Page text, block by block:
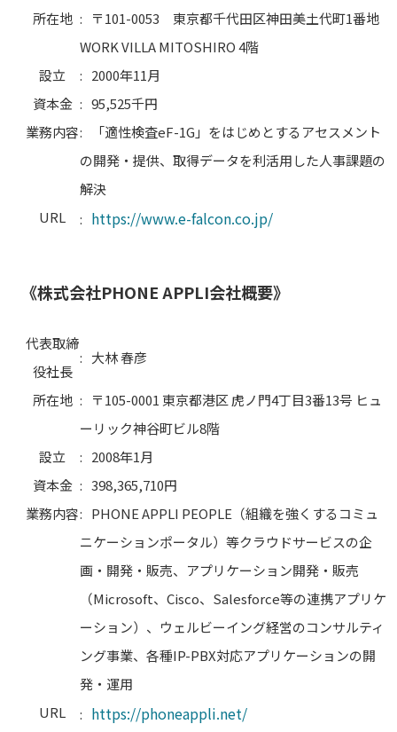
所在地 :
〒101-0053 東京都千代田区神田美土代町1番地
WORK VILLA MITOSHIRO 4階
設立
: 2000年11月
資本金 : 95,525千円
業務内容:
「適性検査eF-1G」をはじめとするアセスメント
の開発・提供、取得データを利活用した人事課題の
解決
URL
: https://www.e-falcon.co.jp/
《株式会社PHONE APPLI会社概要》
代表取締
役社長
: 大林 春彦
所在地 :
〒105-0001 東京都港区 虎ノ門4丁目3番13号 ヒュ
ーリック神谷町ビル8階
設立
: 2008年1月
資本金 : 398,365,710円
業務内容: PHONE APPLI PEOPLE（組織を強くするコミュ
ニケーションポータル）等クラウドサービスの企
画・開発・販売、アプリケーション開発・販売
（Microsoft、Cisco、Salesforce等の連携アプリケ
ーション）、ウェルビーイング経営のコンサルティ
ング事業、各種IP-PBX対応アプリケーションの開
発・運用
URL
: https://phoneappli.net/